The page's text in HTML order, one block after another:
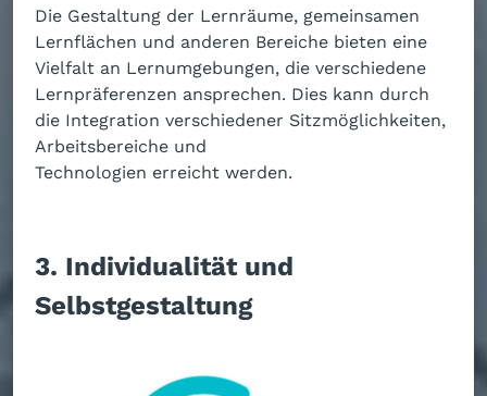
Die Gestaltung der Lernräume, gemeinsamen
Lernflächen und anderen Bereiche bieten eine
Vielfalt an Lernumgebungen, die verschiedene
Lernpräferenzen ansprechen. Dies kann durch
die Integration verschiedener Sitzmöglichkeiten,
Arbeitsbereiche und
Technologien erreicht werden.
3. Individualität und
Selbstgestaltung